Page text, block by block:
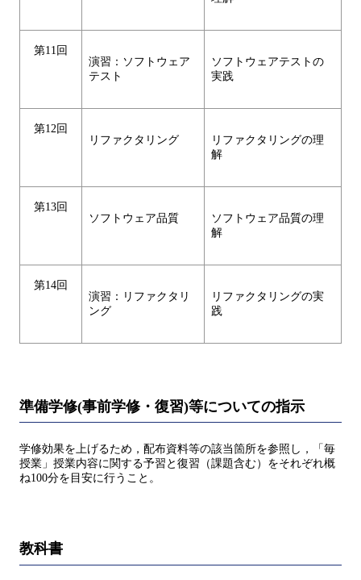
第11回
演習：ソフトウェア
テスト
ソフトウェアテストの
実践
第12回
リファクタリング
リファクタリングの理
解
第13回
ソフトウェア品質
ソフトウェア品質の理
解
第14回
演習：リファクタリ
ング
リファクタリングの実
践
準備学修(事前学修・復習)等についての指示
学修効果を上げるため，配布資料等の該当箇所を参照し，「毎
授業」授業内容に関する予習と復習（課題含む）をそれぞれ概
ね100分を目安に行うこと。
教科書